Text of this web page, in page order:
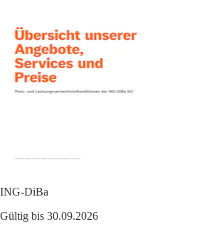
ING-DiBa
Gültig bis 30.09.2026